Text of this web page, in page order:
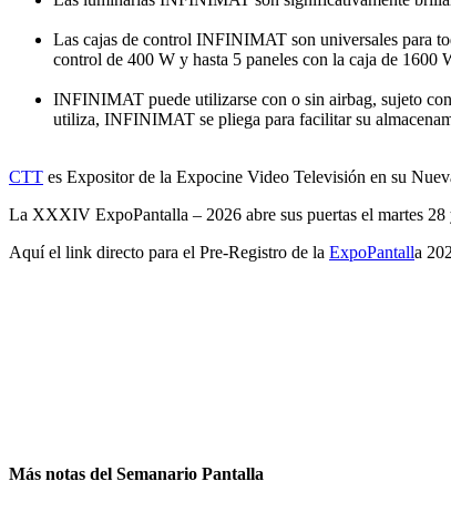
Las cajas de control INFINIMAT son universales para
control de 400 W y hasta 5 paneles con la caja de 1600
INFINIMAT puede utilizarse con o sin airbag, sujeto
utiliza, INFINIMAT se pliega para facilitar su
CTT es Expositor de la Expocine Video Televisión en su
La XXXIV ExpoPantalla – 2026 abre sus puertas el martes
Aquí el link directo para el Pre-Registro de la ExpoPantalla
Más notas del Semanario Pantalla